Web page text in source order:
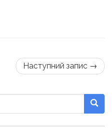
Наступний запис →